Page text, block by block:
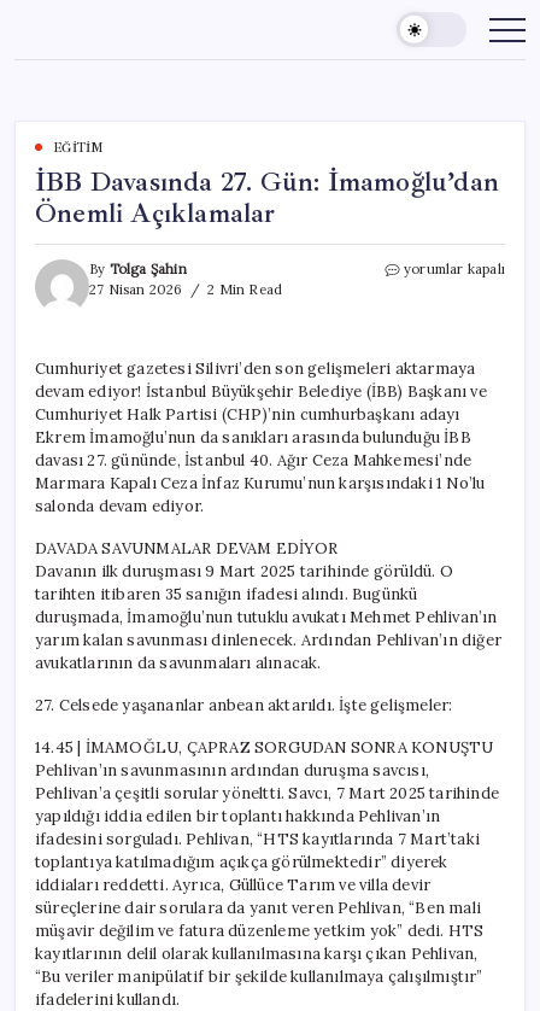
content
EĞITIM
İBB Davasında 27. Gün: İmamoğlu’dan
Önemli Açıklamalar
By Tolga Şahin
27 Nisan 2026
2 Min Read
İBB
Önemli
Açıklamalar
için
yorumlar kapalı
Cumhuriyet gazetesi Silivri’den son gelişmeleri aktarmaya
devam ediyor! İstanbul Büyükşehir Belediye (İBB) Başkanı ve
Cumhuriyet Halk Partisi (CHP)’nin cumhurbaşkanı adayı
Ekrem İmamoğlu’nun da sanıkları arasında bulunduğu İBB
davası 27. gününde, İstanbul 40. Ağır Ceza Mahkemesi’nde
Marmara Kapalı Ceza İnfaz Kurumu’nun karşısındaki 1 No’lu
salonda devam ediyor.
DAVADA SAVUNMALAR DEVAM EDİYOR
Davanın ilk duruşması 9 Mart 2025 tarihinde görüldü. O
tarihten itibaren 35 sanığın ifadesi alındı. Bugünkü
duruşmada, İmamoğlu’nun tutuklu avukatı Mehmet Pehlivan’ın
yarım kalan savunması dinlenecek. Ardından Pehlivan’ın diğer
avukatlarının da savunmaları alınacak.
27. Celsede yaşananlar anbean aktarıldı. İşte gelişmeler:
14.45 | İMAMOĞLU, ÇAPRAZ SORGUDAN SONRA KONUŞTU
Pehlivan’ın savunmasının ardından duruşma savcısı,
Pehlivan’a çeşitli sorular yöneltti. Savcı, 7 Mart 2025 tarihinde
yapıldığı iddia edilen bir toplantı hakkında Pehlivan’ın
ifadesini sorguladı. Pehlivan, “HTS kayıtlarında 7 Mart’taki
toplantıya katılmadığım açıkça görülmektedir” diyerek
iddiaları reddetti. Ayrıca, Güllüce Tarım ve villa devir
süreçlerine dair sorulara da yanıt veren Pehlivan, “Ben mali
müşavir değilim ve fatura düzenleme yetkim yok” dedi. HTS
kayıtlarının delil olarak kullanılmasına karşı çıkan Pehlivan,
“Bu veriler manipülatif bir şekilde kullanılmaya çalışılmıştır”
ifadelerini kullandı.